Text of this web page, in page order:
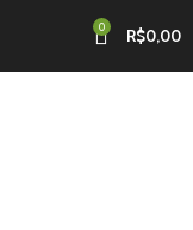
0 R$0,00